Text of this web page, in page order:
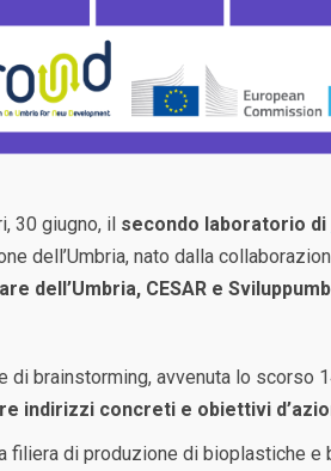
30 giugno, il secondo laboratorio di
dell’Umbria, nato dalla
dell’Umbria, CESAR e
di brainstorming, avvenuta lo scorso
indirizzi concreti e obiettivi
filiera di produzione di bioplastiche